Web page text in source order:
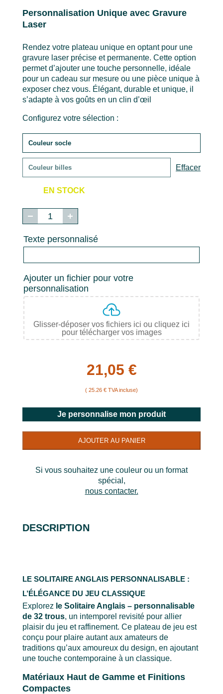
Personnalisation Unique avec Gravure
Laser
Rendez votre plateau unique en optant pour une
gravure laser précise et permanente. Cette option
permet d’ajouter une touche personnelle, idéale
pour un cadeau sur mesure ou une pièce unique à
exposer chez vous. Élégant, durable et unique, il
s’adapte à vos goûts en un clin d’œil
Configurez votre sélection :
Effacer
EN STOCK
Texte personnalisé
Ajouter un fichier pour votre
personnalisation
Glisser-déposer vos fichiers ici ou cliquez ici
pour télécharger vos images
quantité
de
Solitaire
Anglais
Personnalisable
21,05 €
( 25.26 € TVA incluse)
Je personnalise mon produit
AJOUTER AU PANIER
Si vous souhaitez une couleur ou un format
spécial,
nous contacter.
DESCRIPTION
LE SOLITAIRE ANGLAIS PERSONNALISABLE :
L’ÉLÉGANCE DU JEU CLASSIQUE
Explorez le Solitaire Anglais – personnalisable
de 32 trous, un intemporel revisité pour allier
plaisir du jeu et raffinement. Ce plateau de jeu est
conçu pour plaire autant aux amateurs de
traditions qu’aux amoureux du design, en ajoutant
une touche contemporaine à un classique.
Matériaux Haut de Gamme et Finitions
Compactes